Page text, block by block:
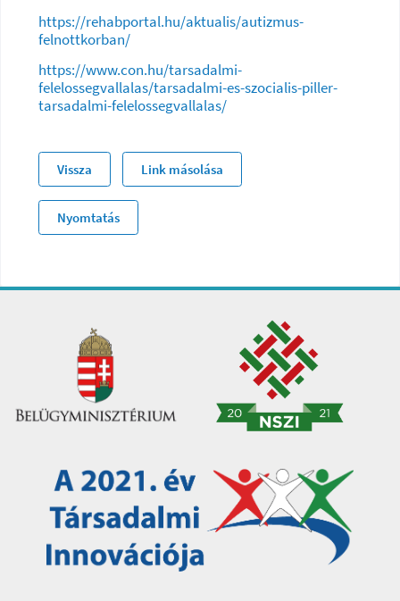
https://rehabportal.hu/aktualis/autizmus-
felnottkorban/
https://www.con.hu/tarsadalmi-
felelossegvallalas/tarsadalmi-es-szocialis-piller-
tarsadalmi-felelossegvallalas/
Vissza Link másolása
Nyomtatás